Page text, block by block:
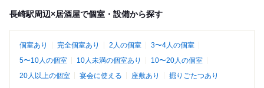
長崎駅周辺×居酒屋で個室・設備から探す
個室あり 完全個室あり 2人の個室
3〜4人の個室
5〜10人の個室
10人未満の個室あり
10〜20人の個室
20人以上の個室
宴会に使える 座敷あり 掘りごたつあり